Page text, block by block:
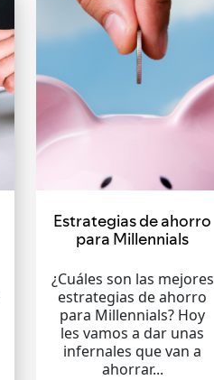
Estrategias de ahorro
para Millennials
¿Cuáles son las mejores
estrategias de ahorro
para Millennials? Hoy
les vamos a dar unas
infernales que van a
ahorrar...